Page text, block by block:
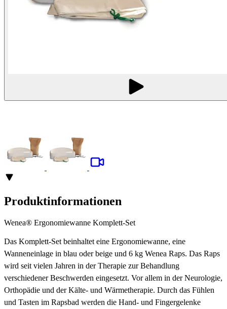
Produktinformationen
Wenea® Ergonomiewanne Komplett-Set
Das Komplett-Set beinhaltet eine Ergonomiewanne, eine
Wanneneinlage in blau oder beige und 6 kg Wenea Raps. Das Raps
wird seit vielen Jahren in der Therapie zur Behandlung
verschiedener Beschwerden eingesetzt. Vor allem in der Neurologie,
Orthopädie und der Kälte- und Wärmetherapie. Durch das Fühlen
und Tasten im Rapsbad werden die Hand- und Fingergelenke